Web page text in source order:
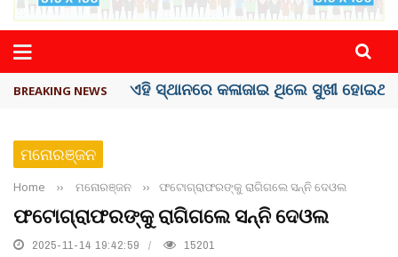
BREAKING NEWS ଦେଶରେ ପ୍ଲାଷ୍ଟିକ୍ ନୋଟ୍‌ ପ୍ରଚଳନ ...
ମନୋରଞ୍ଜନ
Home ›› ମନୋରଞ୍ଜନ ›› ଫଟୋଗ୍ରାଫରଙ୍କୁ ରାଗିଗଲେ ସନ୍ନି ଦେଓଲ
ଫଟୋଗ୍ରାଫରଙ୍କୁ ରାଗିଗଲେ ସନ୍ନି ଦେଓଲ
2025-11-14 19:42:59 15201